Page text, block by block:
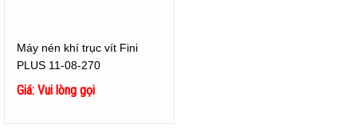
Máy nén khí trục vít Fini
PLUS 11-08-270
Giá: Vui lòng gọi